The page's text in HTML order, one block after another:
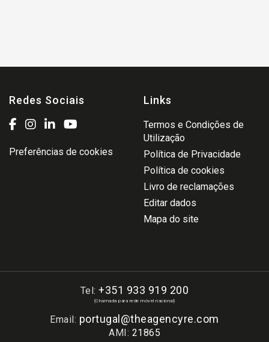
Redes Sociais
Preferências de cookies
Links
Termos e Condições de
Utilização
Política de Privacidade
Política de cookies
Livro de reclamações
Editar dados
Mapa do site
Tel:+351 933 919 200
(Chamada para rede móvel nacional)
Email: portugal@theagencyre.com
AMI: 21865